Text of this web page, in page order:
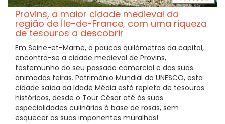
Provins, a maior cidade medieval da
região de Île-de-France, com uma riqueza
de tesouros a descobrir
Em Seine-et-Marne, a poucos quilómetros da capital,
encontra-se a cidade medieval de Provins,
testemunho do seu passado comercial e das suas
animadas feiras. Património Mundial da UNESCO, esta
cidade saída da Idade Média está repleta de tesouros
históricos, desde o Tour César até às suas
especialidades culinárias à base de rosas, sem
esquecer as suas imponentes muralhas!